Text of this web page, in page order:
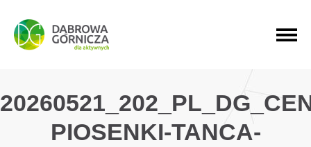
PRZEJDŹ DO MENU GŁÓWNEGO
PRZEJDŹ DO WYSZUKIWARKI
PRZEJDŹ DO TREŚCI
PIOSENKI-TANCA-